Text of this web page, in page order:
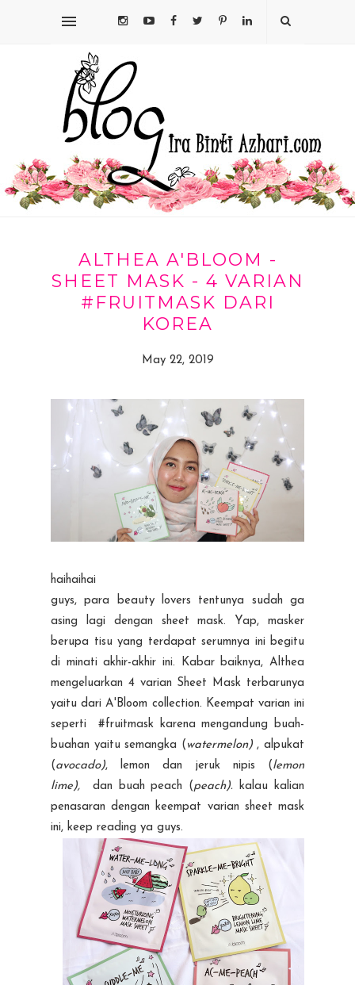
ALTHEA A'BLOOM -
SHEET MASK - 4 VARIAN
#FRUITMASK DARI
KOREA
May 22, 2019
haihaihai
guys, para beauty lovers tentunya sudah ga
asing lagi dengan sheet mask. Yap, masker
berupa tisu yang terdapat serumnya ini begitu
di minati akhir-akhir ini. Kabar baiknya, Althea
mengeluarkan 4 varian Sheet Mask terbarunya
yaitu dari A'Bloom collection. Keempat varian ini
seperti #fruitmask karena mengandung buah-
buahan yaitu semangka ( watermelon), alpukat
( avocado), lemon dan jeruk nipis ( lemon
lime),
dan buah peach ( peach).
kalau kalian
penasaran dengan keempat varian sheet mask
ini, keep reading ya guys.